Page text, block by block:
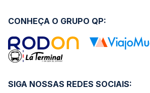
SIGA NOSSAS REDES SOCIAIS:
CONHEÇA O GRUPO QP: